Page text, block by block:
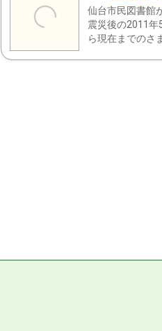
仙台市民図書館
震災後の2011年
ら現在までのさ